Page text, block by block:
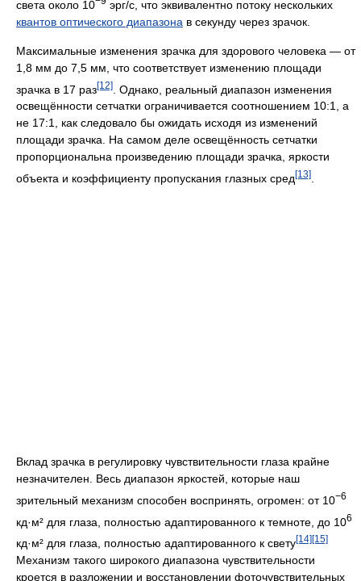
света около 10
эрг/с, что эквивалентно потоку нескольких
квантов оптического диапазона в секунду через зрачок.
Максимальные изменения зрачка для здорового человека — от
1,8 мм до 7,5 мм, что соответствует изменению площади
зрачка в 17 раз[12]
. Однако, реальный диапазон изменения
освещённости сетчатки ограничивается соотношением 10:1, а
не 17:1, как следовало бы ожидать исходя из изменений
площади зрачка. На самом деле освещённость сетчатки
пропорциональна произведению площади зрачка, яркости
объекта и коэффициенту пропускания глазных сред [13]
Вклад зрачка в регулировку чувствительности глаза крайне
незначителен. Весь диапазон яркостей, которые наш
зрительный механизм способен воспринять, огромен: от 10−6
кд·м² для глаза, полностью адаптированного к темноте, до 106
кд·м² для глаза, полностью адаптированного к свету[14] [15]
Механизм такого широкого диапазона чувствительности
кроется в разложении и восстановлении фоточувствительных